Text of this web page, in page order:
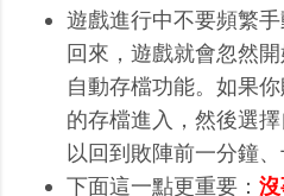
遊戲進行中不要頻繁
回來，遊戲就會忽然
自動存檔功能。如果
的存檔進入，然後選
以回到敗陣前一分鐘、
下面這一點更重要：